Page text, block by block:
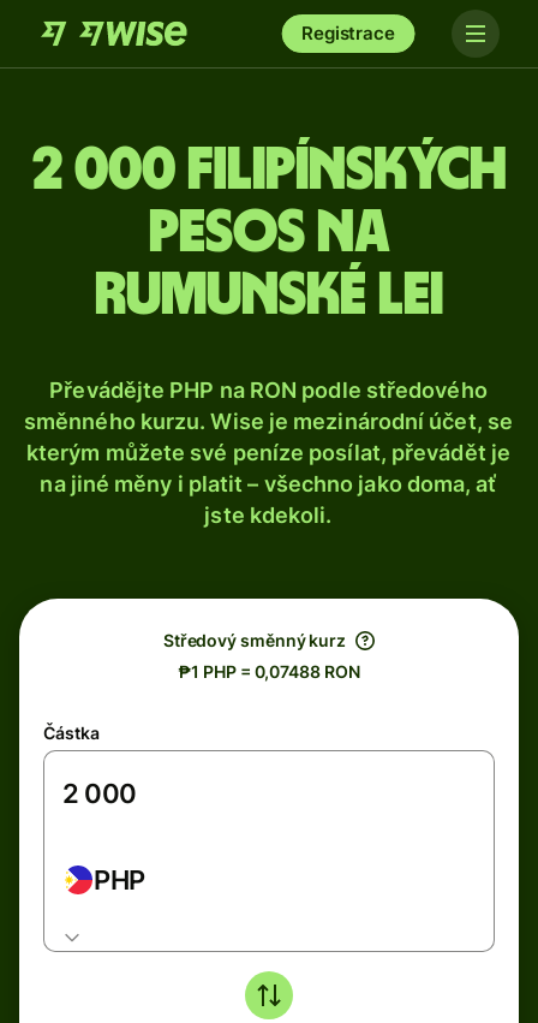
Registrace
2 000 filipínských
pesos na
rumunské lei
Převádějte PHP na RON podle středového
směnného kurzu. Wise je mezinárodní účet, se
kterým můžete své peníze posílat, převádět je
na jiné měny i platit – všechno jako doma, ať
jste kdekoli.
Středový směnný kurz
₱1 PHP = 0,07488 RON
Částka
PHP